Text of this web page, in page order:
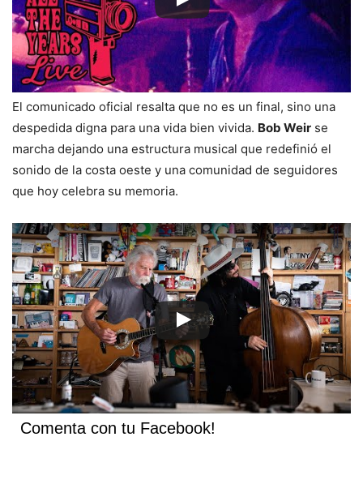
El comunicado oficial resalta que no es un final, sino una
despedida digna para una vida bien vivida. Bob Weir se
marcha dejando una estructura musical que redefinió el
sonido de la costa oeste y una comunidad de seguidores
que hoy celebra su memoria.
Comenta con tu Facebook!